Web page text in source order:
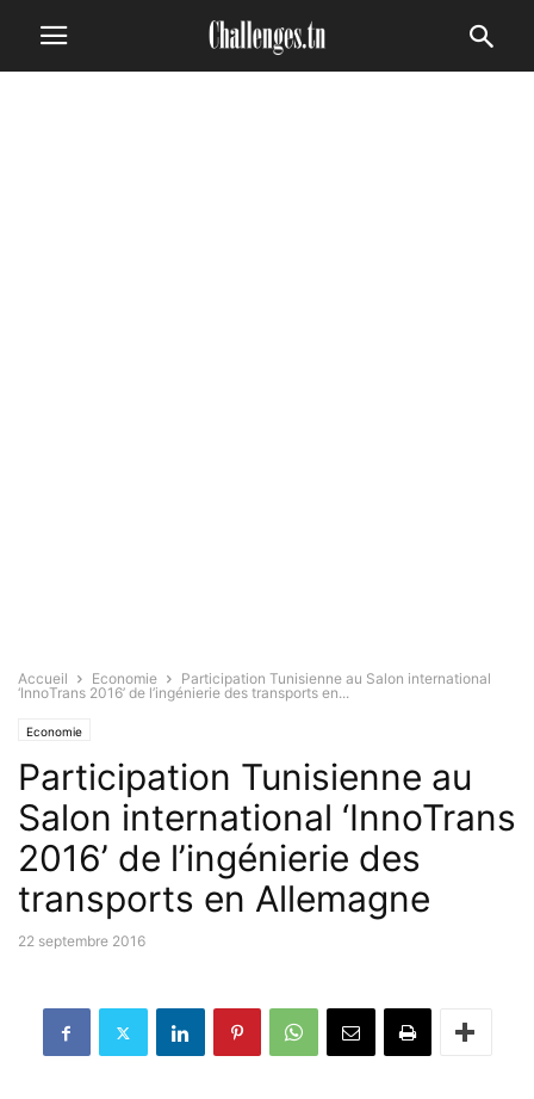
Accueil Economie
Participation Tunisienne au Salon international
‘InnoTrans 2016’ de l’ingénierie des transports en...
Economie
Participation Tunisienne au
Salon international ‘InnoTrans
2016’ de l’ingénierie des
transports en Allemagne
22 septembre 2016